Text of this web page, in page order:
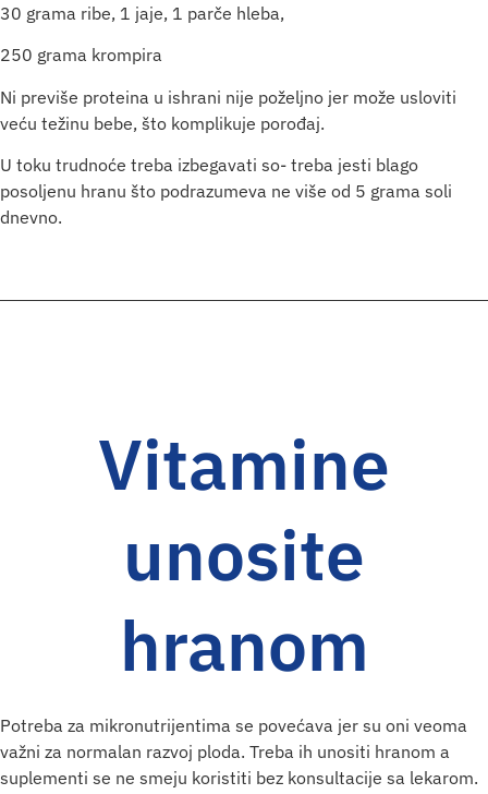
30 grama ribe, 1 jaje, 1 parče hleba,
250 grama krompira
Ni previše proteina u ishrani nije poželjno jer može usloviti
veću težinu bebe, što komplikuje porođaj.
U toku trudnoće treba izbegavati so- treba jesti blago
posoljenu hranu što podrazumeva ne više od 5 grama soli
dnevno.
Vitamine
unosite
hranom
Potreba za mikronutrijentima se povećava jer su oni veoma
važni za normalan razvoj ploda. Treba ih unositi hranom a
suplementi se ne smeju koristiti bez konsultacije sa lekarom.